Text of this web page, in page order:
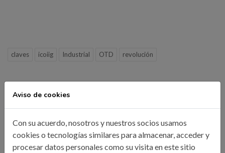
claves icoiig Industrial OTD revolución
Compartir esta noticia:
Aviso de cookies
Con su acuerdo, nosotros y nuestros socios usamos
cookies o tecnologías similares para almacenar, acceder y
procesar datos personales como su visita en este sitio